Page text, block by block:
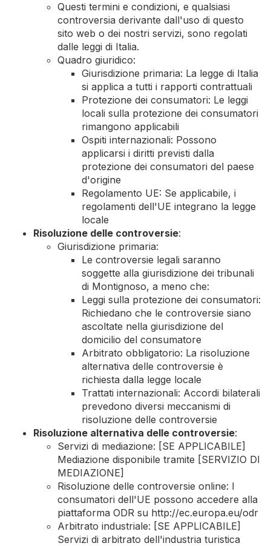
Questi termini e condizioni, e qualsiasi
controversia derivante dall'uso di questo
sito web o dei nostri servizi, sono regolati
dalle leggi di Italia.
Quadro giuridico:
Giurisdizione primaria: La legge di Italia
si applica a tutti i rapporti contrattuali
Protezione dei consumatori: Le leggi
locali sulla protezione dei consumatori
rimangono applicabili
Ospiti internazionali: Possono
applicarsi i diritti previsti dalla
protezione dei consumatori del paese
d'origine
Regolamento UE: Se applicabile, i
regolamenti dell'UE integrano la legge
locale
Risoluzione delle controversie:
Giurisdizione primaria:
Le controversie legali saranno
soggette alla giurisdizione dei tribunali
di Montignoso, a meno che:
Leggi sulla protezione dei consumatori:
Richiedano che le controversie siano
ascoltate nella giurisdizione del
domicilio del consumatore
Arbitrato obbligatorio: La risoluzione
alternativa delle controversie è
richiesta dalla legge locale
Trattati internazionali: Accordi bilaterali
prevedono diversi meccanismi di
risoluzione delle controversie
Risoluzione alternativa delle controversie:
Servizi di mediazione: [SE APPLICABILE]
Mediazione disponibile tramite [SERVIZIO DI
MEDIAZIONE]
Risoluzione delle controversie online: I
consumatori dell'UE possono accedere alla
piattaforma ODR su http://ec.europa.eu/odr
Arbitrato industriale: [SE APPLICABILE]
Servizi di arbitrato dell'industria turistica